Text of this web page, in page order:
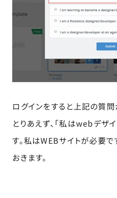
ログインをすると上記の質
とりあえず、「私はwebデ
す。私はWEBサイトが必要で
おきます。